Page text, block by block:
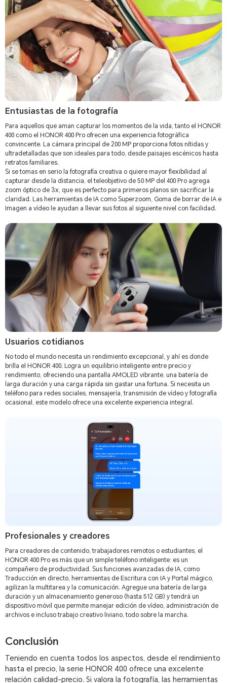
Entusiastas de la fotografía
Para aquellos que aman capturar los momentos de la vida, tanto el HONOR
400 como el HONOR 400 Pro ofrecen una experiencia fotográfica
convincente. La cámara principal de 200 MP proporciona fotos nítidas y
ultradetalladas que son ideales para todo, desde paisajes escénicos hasta
retratos familiares.
Si se tomas en serio la fotografía creativa o quiere mayor flexibilidad al
capturar desde la distancia, el teleobjetivo de 50 MP del 400 Pro agrega
zoom óptico de 3x, que es perfecto para primeros planos sin sacrificar la
claridad. Las herramientas de IA como Superzoom, Goma de borrar de IA e
Imagen a vídeo le ayudan a llevar sus fotos al siguiente nivel con facilidad.
Usuarios cotidianos
No todo el mundo necesita un rendimiento excepcional, y ahí es donde
brilla el HONOR 400. Logra un equilibrio inteligente entre precio y
rendimiento, ofreciendo una pantalla AMOLED vibrante, una batería de
larga duración y una carga rápida sin gastar una fortuna. Si necesita un
teléfono para redes sociales, mensajería, transmisión de vídeo y fotografía
ocasional, este modelo ofrece una excelente experiencia integral.
Profesionales y creadores
Para creadores de contenido, trabajadores remotos o estudiantes, el
HONOR 400 Pro es más que un simple teléfono inteligente: es un
compañero de productividad. Sus funciones avanzadas de IA, como
Traducción en directo, herramientas de Escritura con IA y Portal mágico,
agilizan la multitarea y la comunicación. Agregue una batería de larga
duración y un almacenamiento generoso (hasta 512 GB) y tendrá un
dispositivo móvil que permite manejar edición de vídeo, administración de
archivos e incluso trabajo creativo liviano, todo sobre la marcha.
Conclusión
Teniendo en cuenta todos los aspectos, desde el rendimiento
hasta el precio, la serie HONOR 400 ofrece una excelente
relación calidad-precio. Si valora la fotografía, las herramientas